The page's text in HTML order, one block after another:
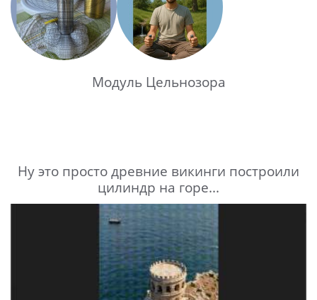
Модуль Цельнозора
Ну это просто древние викинги построили
цилиндр на горе...